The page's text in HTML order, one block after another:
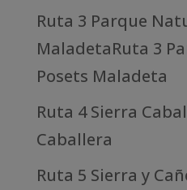
Ruta 3 Parque
MaladetaRuta 3
Posets Maladeta
Ruta 4 Sierra
Caballera
Ruta 5 Sierra y